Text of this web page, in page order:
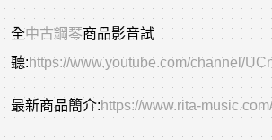
全中古鋼琴商品影音試
聽:https://www.youtube.com/channel/
最新商品簡介:https://www.rita-music.com/